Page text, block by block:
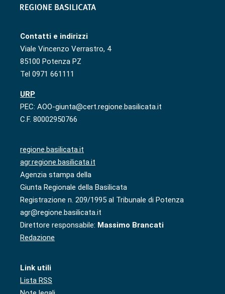
Contatti e indirizzi
Viale Vincenzo Verrastro, 4
85100 Potenza PZ
Tel 0971 661111
URP
PEC: AOO-giunta@cert.regione.basilicata.it
C.F. 80002950766
regione.basilicata.it
agr.regione.basilicata.it
Agenzia stampa della
Giunta Regionale della Basilicata
Registrazione n. 209/1995 al Tribunale di Potenza
agr@regione.basilicata.it
Direttore responsabile: Massimo Brancati
Redazione
Link utili
Lista RSS